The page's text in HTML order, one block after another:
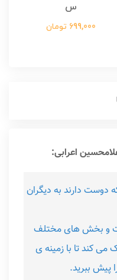
س
699,000 تومان
اعرابی:
دوست دارند به دیگران
و بخش های مختلف
می کند تا با زمینه ی
ببرید.